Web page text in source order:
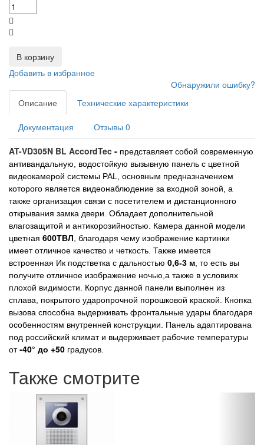
В корзину
Добавить в избранное
Обнаружили ошибку?
Описание
Технические характеристики
Документация Отзывы 0
AT-VD305N BL AccordTec - представляет собой современную
антивандальную, водостойкую вызывную панель с цветной
видеокамерой системы PAL, основным предназначением
которого является видеонаблюдение за входной зоной, а
также организация связи с посетителем и дистанционного
открывания замка двери. Обладает дополнительной
влагозащитой и антикорозийностью. Камера данной модели
цветная 600ТВЛ, благодаря чему изображение картинки
имеет отличное качество и четкость. Также имеется
встроенная Ик подстветка с дальностью 0,6-3 м, то есть вы
получите отличное изображение ночью,а также в условиях
плохой видимости. Корпус данной панели выполнен из
сплава, покрытого ударопрочной порошковой краской. Кнопка
вызова способна выдерживать фронтальные удары благодаря
особенностям внутренней конструкции. Панель адаптирована
под российский климат и выдерживает рабочие температуры
от-40° до +50 градусов.
Также смотрите